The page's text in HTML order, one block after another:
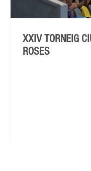
XXIV TORNEIG
ROSES